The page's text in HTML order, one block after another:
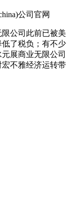
公司官网
公司此前已被美
了税负；有不少
展商业无限公司
不雅经济运转带